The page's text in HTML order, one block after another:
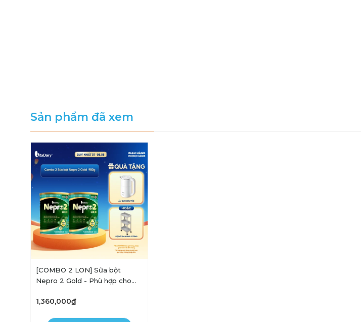
Sản phẩm đã xem
[COMBO 2 LON] Sữa bột
Nepro 2 Gold - Phù hợp cho
máu ngoài - Lon 900g
1,360,000₫